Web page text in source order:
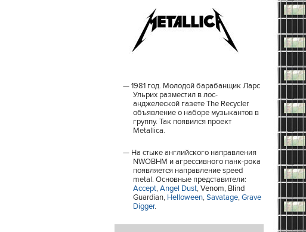
1981 год. Молодой барабанщик Ларс
Ульрих разместил в лос-
анджелеской газете The Recycler
объявление о наборе музыкантов в
группу. Так появился проект
Metallica.
На стыке английского направления
NWOBHM и агрессивного панк-рока
появляется направление speed
metal. Основные представители:
Accept,Angel Dust, Venom, Blind
Guardian, Helloween,Savatage,Grave
Digger.